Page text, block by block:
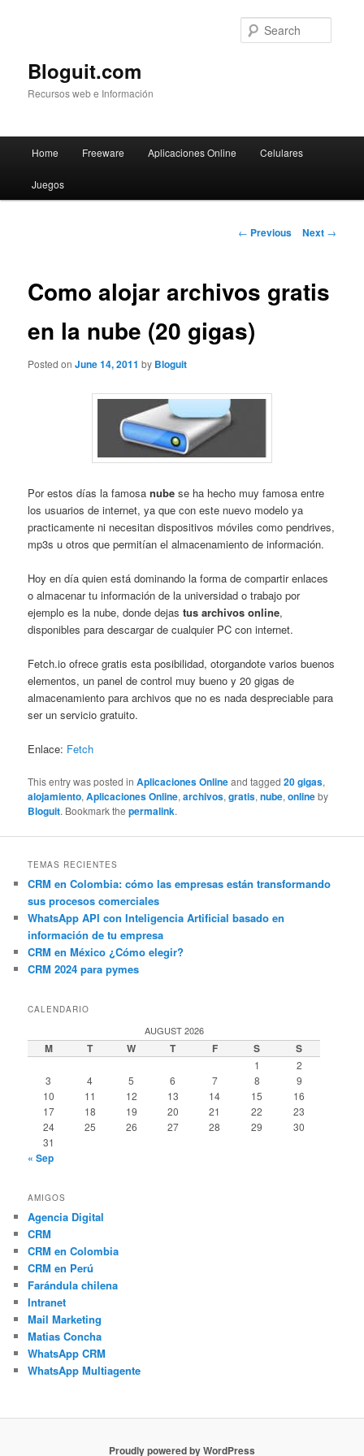
Bloguit.com
Recursos web e Información
Skip
to
Home Freeware Aplicaciones Online Celulares
Juegos
Post
← Previous Next →
Como alojar archivos gratis
en la nube (20 gigas)
Posted onJune 14, 2011 by Bloguit
Por estos días la famosanubese ha hecho muy famosa entre
los usuarios de internet, ya que con este nuevo modelo ya
practicamente ni necesitan dispositivos móviles como pendrives,
mp3s u otros que permitían el almacenamiento de información.
Hoy en día quien está dominando la forma de compartir enlaces
o almacenar tu información de la universidad o trabajo por
ejemplo es la nube, donde dejas tus archivos online,
disponibles para descargar de cualquier PC con internet.
Fetch.io ofrece gratis esta posibilidad, otorgandote varios buenos
elementos, un panel de control muy bueno y 20 gigas de
almacenamiento para archivos que no es nada despreciable para
ser un servicio gratuito.
Enlace: Fetch
This entry was posted inAplicaciones Onlineand tagged20 gigas,
alojamiento,Aplicaciones Online,archivos,gratis,nube,onlineby
Bloguit. Bookmark thepermalink.
TEMAS RECIENTES
CRM en Colombia: cómo las empresas están transformando
sus procesos comerciales
WhatsApp API con Inteligencia Artificial basado en
información de tu empresa
CRM en México ¿Cómo elegir?
CRM 2024 para pymes
CALENDARIO
AUGUST 2026
M T W T F S S
1
2
3
4 5 6 7 8
9
10
11 12 13 14 15
16
17
18 19 20 21 22
23
24
25 26 27 28 29
30
31
« Sep
AMIGOS
Agencia Digital
CRM
CRM en Colombia
CRM en Perú
Farándula chilena
Intranet
Mail Marketing
Matias Concha
WhatsApp CRM
WhatsApp Multiagente
Proudly powered by WordPress